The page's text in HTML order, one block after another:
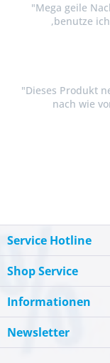
"Mega geile
,benutze
"Dieses Produkt
nach wie
Service Hotline
Shop Service
Informationen
Newsletter